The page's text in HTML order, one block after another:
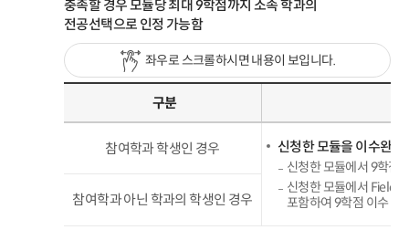
충족할 경우 모듈당 최대 9학점까지 소속 학과의
전공선택으로 인정 가능함
좌우로 스크롤하시면 내용이 보입니다.
구분
참여학과 학생인 경우 신청한 모듈을 이수완
신청한 모듈에서 9학점
신청한 모듈에서 Field
포함하여 9학점 이수
참여학과 아닌 학과의 학생인 경우